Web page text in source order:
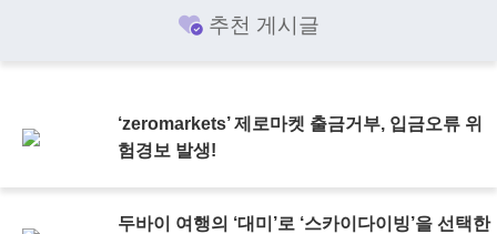
추천 게시글
‘zeromarkets’ 제로마켓 출금거부, 입금오류 위
험경보 발생!
두바이 여행의 ‘대미’로 ‘스카이다이빙’을 선택한